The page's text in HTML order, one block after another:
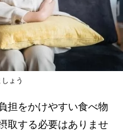
ょう
担をかけやすい食べ物
取する必要はありませ